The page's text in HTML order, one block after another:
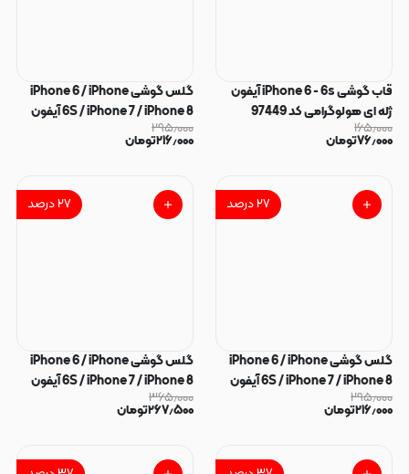
قاب گوشی iPhone 6 - 6s آیفون
ژله ای هولوگرامی کد 97449
۱۶۵٫۰۰۰
۷۶٫۰۰۰تومان
گلس گوشی iPhone 6 / iPhone
6S / iPhone 7 / iPhone 8 آیفون
شیشه ای OG GLASS OVOG
۲۹۵٫۰۰۰
۲۱۶٫۰۰۰تومان
۲۷درصد
گلس گوشی iPhone 6 / iPhone
6S / iPhone 7 / iPhone 8 آیفون
شیشه ای OG GLASS OVOG
۲۹۵٫۰۰۰
۲۱۶٫۰۰۰تومان
۲۷درصد
گلس گوشی iPhone 6 / iPhone
6S / iPhone 7 / iPhone 8 آیفون
حریم شخصی Privacy ESD
96386
۳۶۵٫۰۰۰
۲۶۷٫۵۰۰تومان